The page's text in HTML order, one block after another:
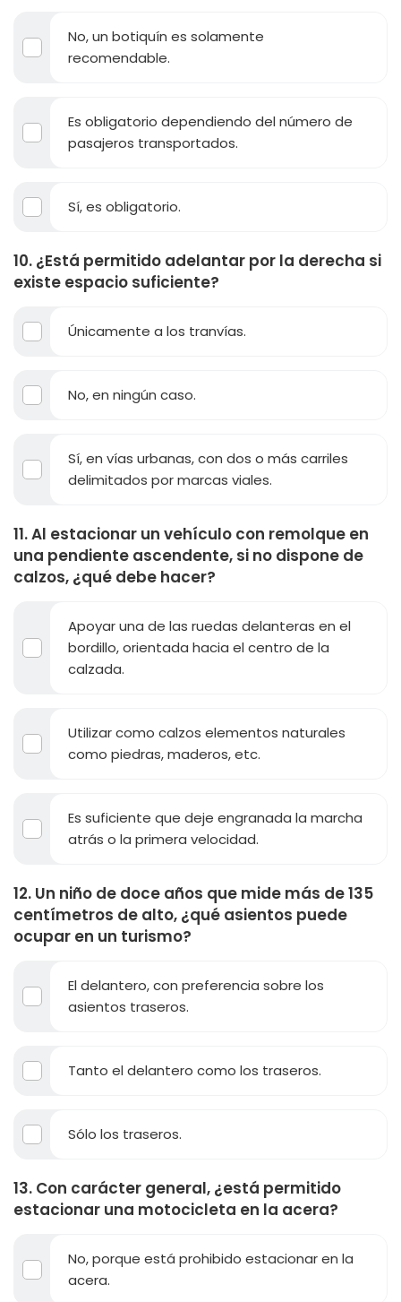
No, un botiquín es solamente
recomendable.
Es obligatorio dependiendo del número de
pasajeros transportados.
Sí, es obligatorio.
10. ¿Está permitido adelantar por la derecha si
existe espacio suficiente?
Únicamente a los tranvías.
No, en ningún caso.
Sí, en vías urbanas, con dos o más carriles
delimitados por marcas viales.
11. Al estacionar un vehículo con remolque en
una pendiente ascendente, si no dispone de
calzos, ¿qué debe hacer?
Apoyar una de las ruedas delanteras en el
bordillo, orientada hacia el centro de la
calzada.
Utilizar como calzos elementos naturales
como piedras, maderos, etc.
Es suficiente que deje engranada la marcha
atrás o la primera velocidad.
12. Un niño de doce años que mide más de 135
centímetros de alto, ¿qué asientos puede
ocupar en un turismo?
El delantero, con preferencia sobre los
asientos traseros.
Tanto el delantero como los traseros.
Sólo los traseros.
13. Con carácter general, ¿está permitido
estacionar una motocicleta en la acera?
No, porque está prohibido estacionar en la
acera.